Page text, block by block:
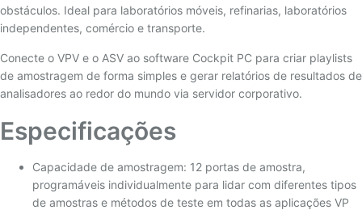
obstáculos. Ideal para laboratórios móveis, refinarias, laboratórios
independentes, comércio e transporte.
Conecte o VPV e o ASV ao software Cockpit PC para criar playlists
de amostragem de forma simples e gerar relatórios de resultados de
analisadores ao redor do mundo via servidor corporativo.
Especificações
Capacidade de amostragem: 12 portas de amostra,
programáveis individualmente para lidar com diferentes tipos
de amostras e métodos de teste em todas as aplicações VP